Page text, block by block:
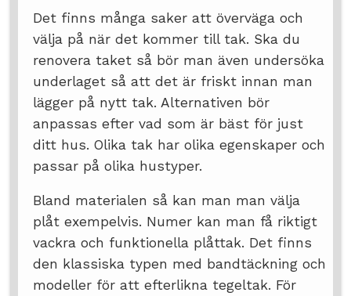
Det finns många saker att överväga och
välja på när det kommer till tak. Ska du
renovera taket så bör man även undersöka
underlaget så att det är friskt innan man
lägger på nytt tak. Alternativen bör
anpassas efter vad som är bäst för just
ditt hus. Olika tak har olika egenskaper och
passar på olika hustyper.
Bland materialen så kan man man välja
plåt exempelvis. Numer kan man få riktigt
vackra och funktionella plåttak. Det finns
den klassiska typen med bandtäckning och
modeller för att efterlikna tegeltak. För